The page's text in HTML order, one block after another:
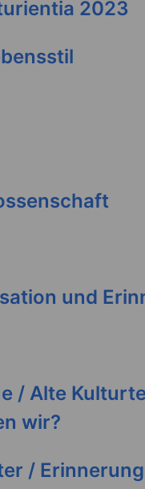
2023
und
/ Alte
wir?
/